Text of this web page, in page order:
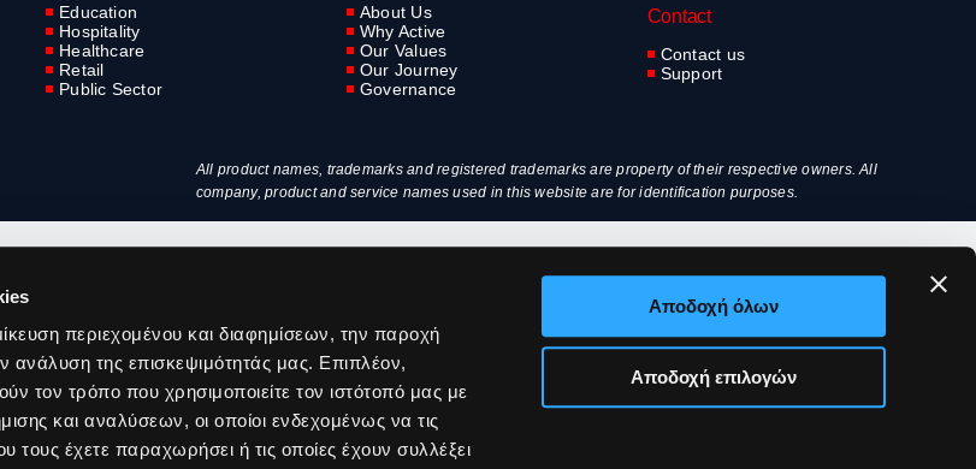
περιεχομένου και διαφημίσεων, την παροχή
ανάλυση της επισκεψιμότητάς μας. Επιπλέον,
τον τρόπο που χρησιμοποιείτε τον ιστότοπό μας με
και αναλύσεων, οι οποίοι ενδεχομένως να τις
έχετε παραχωρήσει ή τις οποίες έχουν συλλέξει
Αποδοχή όλων
Αποδοχή επιλογών
Education
Hospitality
Healthcare
Retail
Public Sector
About Us
Why Active
Our Values
Our Journey
Governance
Contact
Contact us
Support
All product names, trademarks and registered trademarks are property of their respective owners. All
company, product and service names used in this website are for identification purposes.